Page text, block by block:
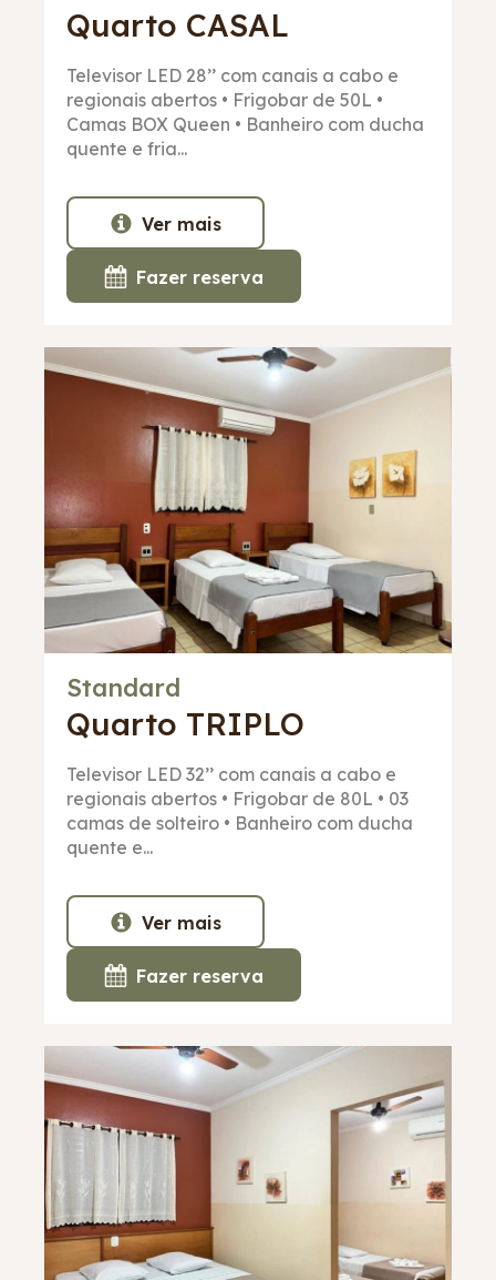
Quarto CASAL
Televisor LED 28’’ com canais a cabo e
regionais abertos • Frigobar de 50L •
Camas BOX Queen • Banheiro com ducha
quente e fria...
Ver mais
Fazer reserva
Standard
Quarto TRIPLO
Televisor LED 32’’ com canais a cabo e
regionais abertos • Frigobar de 80L • 03
camas de solteiro • Banheiro com ducha
quente e...
Ver mais
Fazer reserva